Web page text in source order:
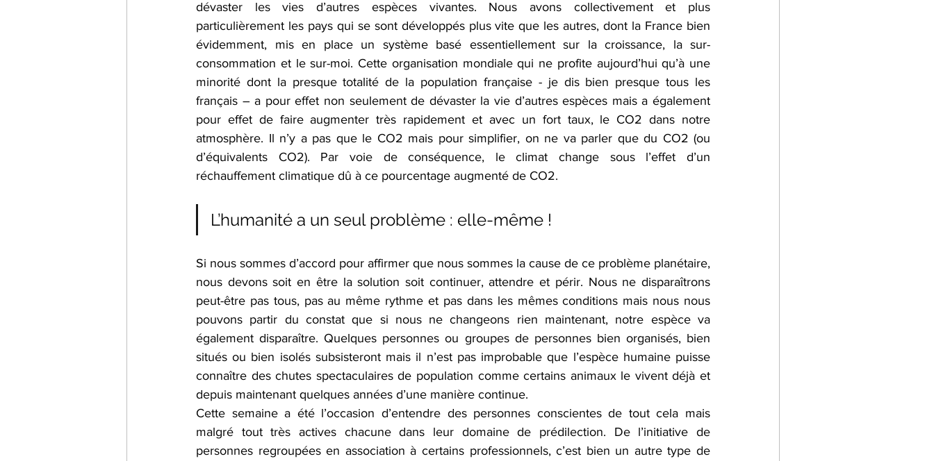
dévaster les vies d’autres espèces vivantes. Nous avons collectivement et plus
particulièrement les pays qui se sont développés plus vite que les autres, dont la France bien
évidemment, mis en place un système basé essentiellement sur la croissance, la sur-
consommation et le sur-moi. Cette organisation mondiale qui ne profite aujourd’hui qu’à une
minorité dont la presque totalité de la population française - je dis bien presque tous les
français – a pour effet non seulement de dévaster la vie d’autres espèces mais a également
pour effet de faire augmenter très rapidement et avec un fort taux, le CO2 dans notre
atmosphère. Il n’y a pas que le CO2 mais pour simplifier, on ne va parler que du CO2 (ou
d’équivalents CO2). Par voie de conséquence, le climat change sous l’effet d’un
réchauffement climatique dû à ce pourcentage augmenté de CO2.
L’humanité a un seul problème : elle-même !
Si nous sommes d’accord pour affirmer que nous sommes la cause de ce problème planétaire,
nous devons soit en être la solution soit continuer, attendre et périr. Nous ne disparaîtrons
peut-être pas tous, pas au même rythme et pas dans les mêmes conditions mais nous nous
pouvons partir du constat que si nous ne changeons rien maintenant, notre espèce va
également disparaître. Quelques personnes ou groupes de personnes bien organisés, bien
situés ou bien isolés subsisteront mais il n’est pas improbable que l’espèce humaine puisse
connaître des chutes spectaculaires de population comme certains animaux le vivent déjà et
depuis maintenant quelques années d’une manière continue.
Cette semaine a été l’occasion d’entendre des personnes conscientes de tout cela mais
malgré tout très actives chacune dans leur domaine de prédilection. De l’initiative de
personnes regroupées en association à certains professionnels, c’est bien un autre type de